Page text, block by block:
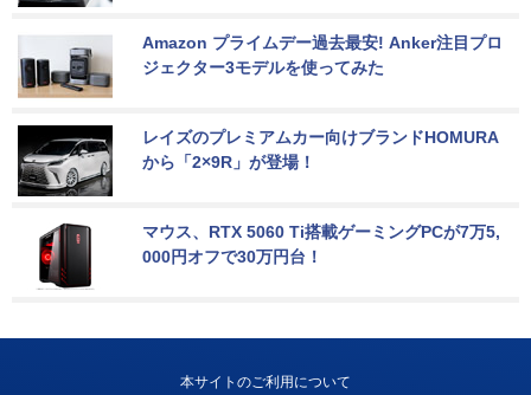
Amazon プライムデー過去最安! Anker注目プロ
ジェクター3モデルを使ってみた
レイズのプレミアムカー向けブランドHOMURA
から「2×9R」が登場！
マウス、RTX 5060 Ti搭載ゲーミングPCが7万5,
000円オフで30万円台！
本サイトのご利用について